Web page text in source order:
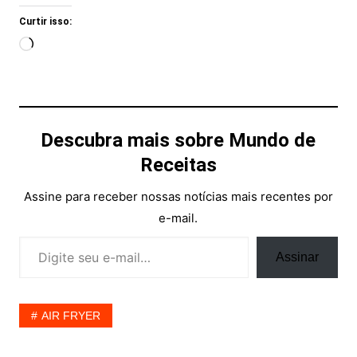
Curtir isso:
Carregando...
Descubra mais sobre Mundo de
Receitas
Assine para receber nossas notícias mais recentes por
e-mail.
Assinar
AIR FRYER